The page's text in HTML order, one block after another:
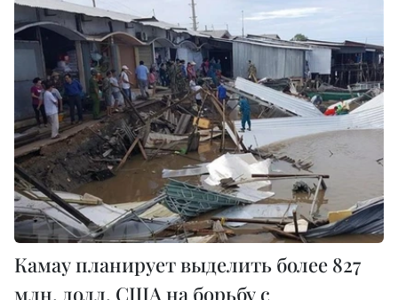
Камау планирует выделить более 827
млн. долл. США на борьбу с